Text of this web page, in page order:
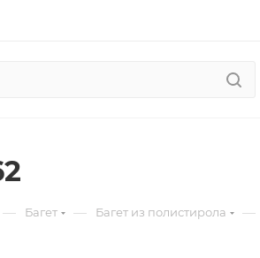
— Багет — Багет из полистирола —